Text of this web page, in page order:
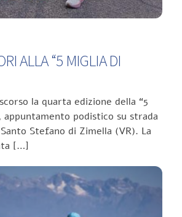
ALLA “5 MIGLIA DI
la quarta edizione della “5
appuntamento podistico su strada
Stefano di Zimella (VR). La
[…]